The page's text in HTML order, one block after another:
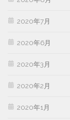
2020年7月
2020年6月
2020年3月
2020年2月
2020年1月